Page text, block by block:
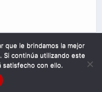
que le brindamos la mejor
continúa utilizando este
satisfecho con ello.